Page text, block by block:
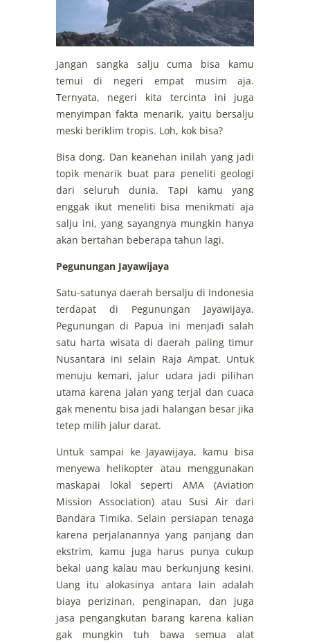
Jangan sangka salju cuma bisa kamu
temui di negeri empat musim aja.
Ternyata, negeri kita tercinta ini juga
menyimpan fakta menarik, yaitu bersalju
meski beriklim tropis. Loh, kok bisa?
Bisa dong. Dan keanehan inilah yang jadi
topik menarik buat para peneliti geologi
dari seluruh dunia. Tapi kamu yang
enggak ikut meneliti bisa menikmati aja
salju ini, yang sayangnya mungkin hanya
akan bertahan beberapa tahun lagi.
Pegunungan Jayawijaya
Satu-satunya daerah bersalju di Indonesia
terdapat di Pegunungan Jayawijaya.
Pegunungan di Papua ini menjadi salah
satu harta wisata di daerah paling timur
Nusantara ini selain Raja Ampat. Untuk
menuju kemari, jalur udara jadi pilihan
utama karena jalan yang terjal dan cuaca
gak menentu bisa jadi halangan besar jika
tetep milih jalur darat.
Untuk sampai ke Jayawijaya, kamu bisa
menyewa helikopter atau menggunakan
maskapai lokal seperti AMA (Aviation
Mission Association) atau Susi Air dari
Bandara Timika. Selain persiapan tenaga
karena perjalanannya yang panjang dan
ekstrim, kamu juga harus punya cukup
bekal uang kalau mau berkunjung kesini.
Uang itu alokasinya antara lain adalah
biaya perizinan, penginapan, dan juga
jasa pengangkutan barang karena kalian
gak mungkin tuh bawa semua alat